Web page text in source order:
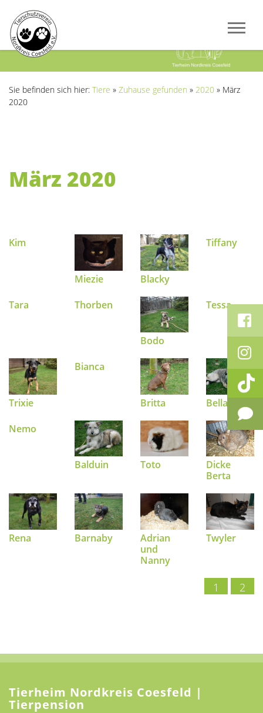
Sie befinden sich hier: Tiere » Zuhause gefunden » 2020 » März
2020
März 2020
Kim
Miezie Blacky
Tiffany
Tara Thorben
Bodo
Tessa
Trixie
Bianca
Britta
Bella
Nemo
Balduin Toto
Dicke
Berta
Rena Barnaby
Adrian
und
Nanny
Twyler
1 2
Tierheim Nordkreis Coesfeld |
Tierpension